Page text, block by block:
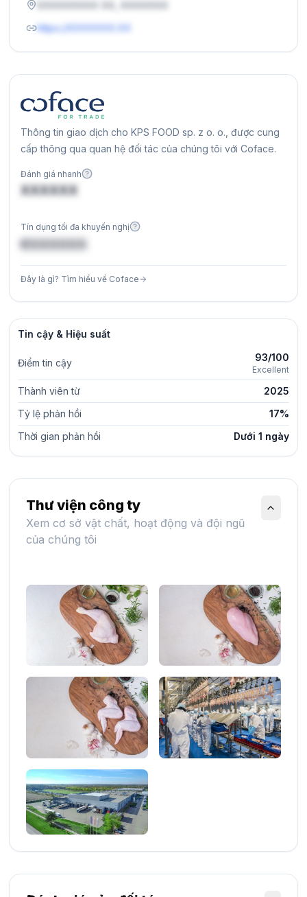
https://XXXXXXX.XX
Thư viện công ty
Xem cơ sở vật chất, hoạt động và đội ngũ
của chúng tôi
Thông tin giao dịch cho KPS FOOD sp. z o. o., được cung
cấp thông qua quan hệ đối tác của chúng tôi với Coface.
Đánh giá nhanh
XXXXXX
Tín dụng tối đa khuyến nghị
€XXXXXX
Đây là gì? Tìm hiểu về Coface
Tin cậy & Hiệu suất
Điểm tin cậy 93/100
Excellent
Thành viên từ
2025
Tỷ lệ phản hồi
17%
Thời gian phản hồi
Dưới 1 ngày